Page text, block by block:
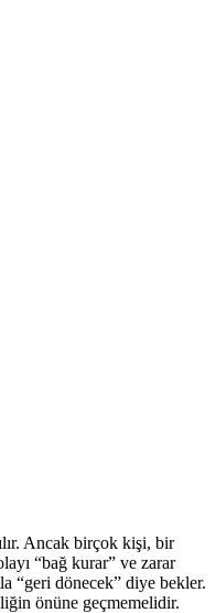
Ancak birçok kişi, bir
“bağ kurar” ve zarar
“geri dönecek” diye bekler.
önüne geçmemelidir.